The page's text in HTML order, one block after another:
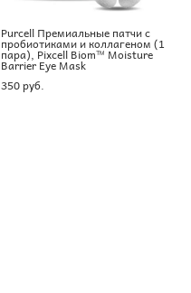
Purcell Премиальные патчи с
пробиотиками и коллагеном (1
пара), Pixcell Biom™ Moisture
Barrier Eye Mask
350 pуб.